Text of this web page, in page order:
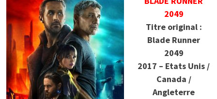
2049
Titre original :
Blade Runner
2049
2017 – Etats Unis /
Canada /
Angleterre